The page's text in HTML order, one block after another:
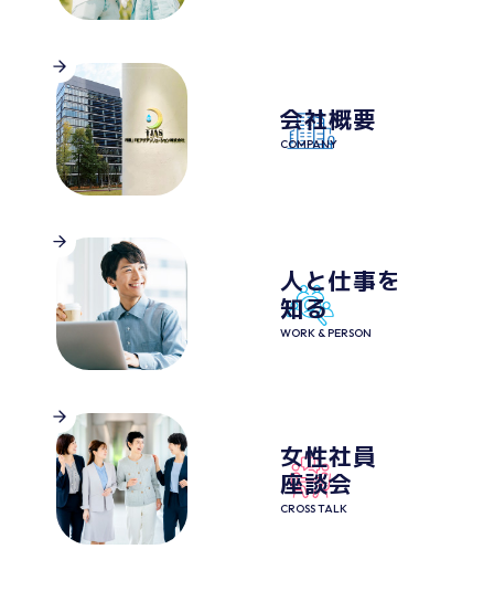
会社概要
COMPANY
人と仕事を
知る
WORK & PERSON
女性社員
座談会
CROSS TALK